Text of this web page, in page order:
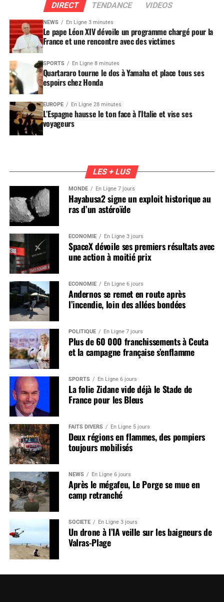
DIRECT TENDANCE VIDEOS
NEWS En Ligne 3 minutes
Le pape Léon XIV dévoile un programme chargé pour la
France et une rencontre avec des victimes
SPORTS En Ligne 8 minutes
Quartararo tourne le dos à Yamaha et place tous ses
espoirs chez Honda
EUROPE En Ligne 28 minutes
L’Espagne hausse le ton face à l’Italie et vise ses
voyageurs
LES + LUS
MONDE En Ligne 7 jours
Hayabusa2 signe un exploit historique au
ras d’un astéroïde
ÉCONOMIE En Ligne 3 jours
SpaceX dévoile ses premiers résultats avec
une action à moitié prix
ÉCONOMIE En Ligne 6 jours
Andernos se remet en route après
l’incendie, loin des allées bondées
POLITIQUE En Ligne 7 jours
Plus de 60 000 franchissements à Ceuta
et la campagne française s’enflamme
SPORTS En Ligne 6 jours
La folie Zidane vide déjà le Stade de
France pour les Bleus
FAITS DIVERS En Ligne 5 jours
Deux régions en flammes, des pompiers
toujours mobilisés
NEWS En Ligne 6 jours
Après le mégafeu, Le Porge se mue en
camp retranché
SOCIÉTÉ En Ligne 3 jours
Un drone à l’IA veille sur les baigneurs de
Valras-Plage